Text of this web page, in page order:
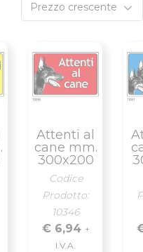
Prezzo crescente
Attenti al
cane mm.
300x200
Codice
Prodotto:
10346
€ 6,94 +
I.V.A.